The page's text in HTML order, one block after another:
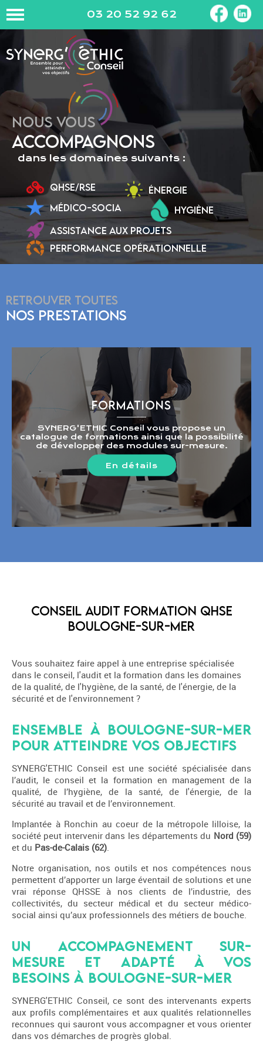
03 20 52 92 62
NOUS VOUS
ACCOMPAGNONS
dans les domaines suivants :
QHSE/RSE
ÉNERGIE
MÉDICO-SOCIA
HYGIÈNE
ASSISTANCE AUX PROJETS
PERFORMANCE OPÉRATIONNELLE
RETROUVER TOUTES
NOS PRESTATIONS
FORMATIONS
SYNERG'ETHIC Conseil vous propose un
catalogue de formations ainsi que la possibilité
de développer des modules sur-mesure.
En détails
Conseil Audit Formation QHSE
Boulogne-sur-Mer
Vous souhaitez faire appel à une entreprise spécialisée
dans le conseil, l'audit et la formation dans les domaines
de la qualité, de l'hygiène, de la santé, de l'énergie, de la
sécurité et de l'environnement ?
Ensemble à Boulogne-sur-Mer
pour atteindre vos objectifs
SYNERG'ETHIC Conseil est une société spécialisée dans
l’audit, le conseil et la formation en management de la
qualité, de l’hygiène, de la santé, de l'énergie, de la
sécurité au travail et de l’environnement.
Implantée à Ronchin au coeur de la métropole lilloise, la
société peut intervenir dans les départements du Nord (59)
et du Pas-de-Calais (62).
Notre organisation, nos outils et nos compétences nous
permettent d’apporter un large éventail de solutions et une
vrai réponse QHSSE à nos clients de l’industrie, des
collectivités, du secteur médical et du secteur médico-
social ainsi qu’aux professionnels des métiers de bouche.
Un accompagnement sur-
mesure et adapté à vos
besoins à Boulogne-sur-Mer
SYNERG'ETHIC Conseil, ce sont des intervenants experts
aux profils complémentaires et aux qualités relationnelles
reconnues qui sauront vous accompagner et vous orienter
dans vos démarches de progrès global.